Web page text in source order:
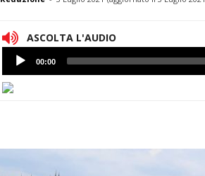
ASCOLTA L'AUDIO
Lettore
Audio
00:00